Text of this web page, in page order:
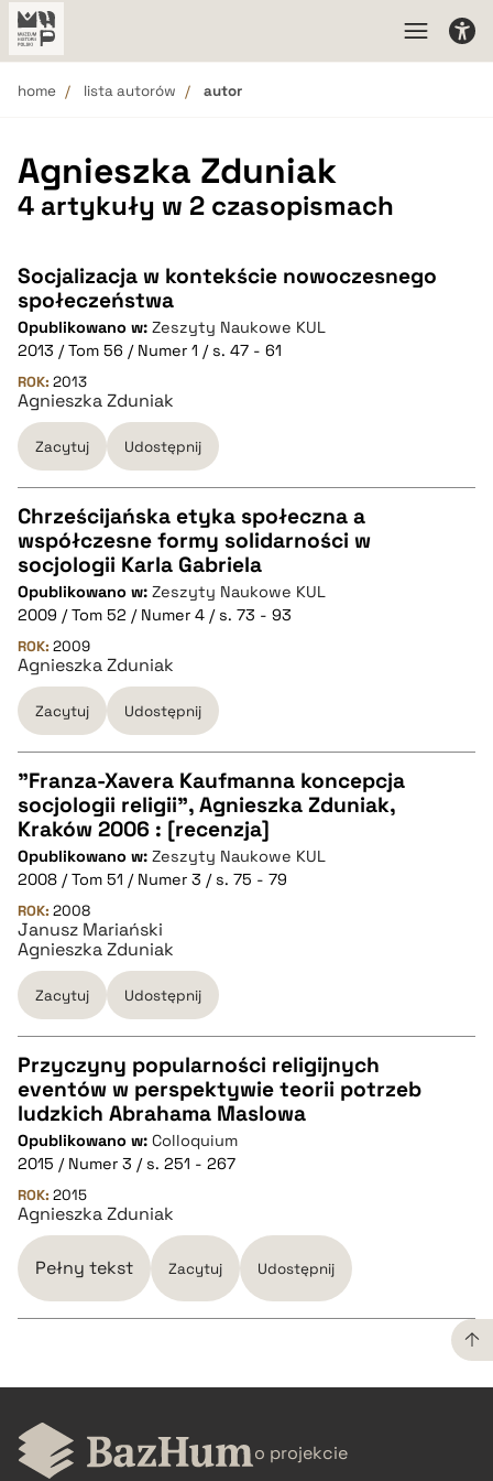
home lista autorów autor
Agnieszka Zduniak
4 artykuły w 2 czasopismach
Socjalizacja w kontekście nowoczesnego
społeczeństwa
Opublikowano w: Zeszyty Naukowe KUL
2013 / Tom 56 / Numer 1 / s. 47 - 61
ROK: 2013
Agnieszka Zduniak
Zacytuj Udostępnij
CZYSTY TEKST
pobierz cytat
BIBTEX
pobierz cytat
Chrześcijańska etyka społeczna a
współczesne formy solidarności w
socjologii Karla Gabriela
Opublikowano w: Zeszyty Naukowe KUL
2009 / Tom 52 / Numer 4 / s. 73 - 93
ROK: 2009
Agnieszka Zduniak
Zacytuj Udostępnij
CZYSTY TEKST
pobierz cytat
BIBTEX
pobierz cytat
"Franza-Xavera Kaufmanna koncepcja
socjologii religii", Agnieszka Zduniak,
Kraków 2006 : [recenzja]
Opublikowano w: Zeszyty Naukowe KUL
2008 / Tom 51 / Numer 3 / s. 75 - 79
ROK: 2008
Janusz Mariański
Agnieszka Zduniak
Zacytuj Udostępnij
CZYSTY TEKST
pobierz cytat
BIBTEX
pobierz cytat
Przyczyny popularności religijnych
eventów w perspektywie teorii potrzeb
ludzkich Abrahama Maslowa
Opublikowano w: Colloquium
2015 / Numer 3 / s. 251 - 267
ROK: 2015
Agnieszka Zduniak
Pełny tekst Zacytuj Udostępnij
CZYSTY TEKST
pobierz cytat o projekcie